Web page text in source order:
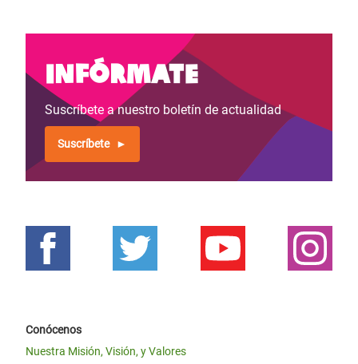
Infórmate
Suscríbete a nuestro boletín de actualidad
Suscríbete
Conócenos
Nuestra Misión, Visión, y Valores